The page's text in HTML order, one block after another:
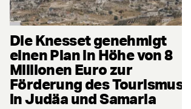
Die Knesset genehmigt
einen Plan in Höhe von 8
Millionen Euro zur
Förderung des Tourismus
in Judäa und Samaria